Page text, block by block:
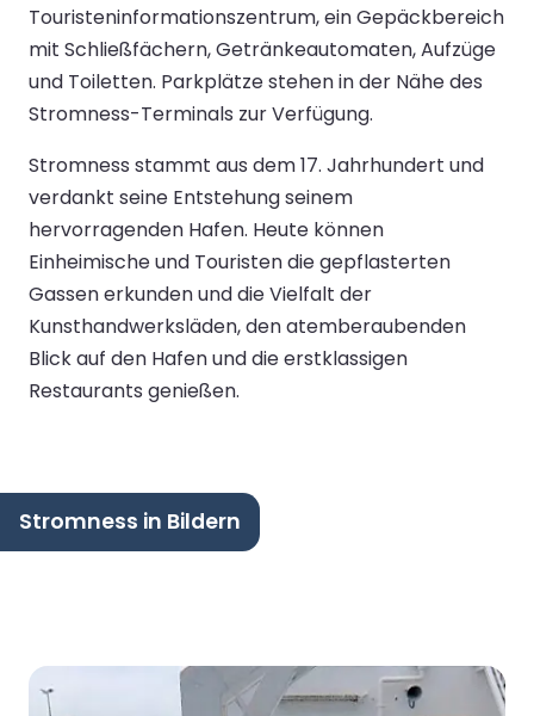
Touristeninformationszentrum, ein Gepäckbereich
mit Schließfächern, Getränkeautomaten, Aufzüge
und Toiletten. Parkplätze stehen in der Nähe des
Stromness-Terminals zur Verfügung.
Stromness stammt aus dem 17. Jahrhundert und
verdankt seine Entstehung seinem
hervorragenden Hafen. Heute können
Einheimische und Touristen die gepflasterten
Gassen erkunden und die Vielfalt der
Kunsthandwerksläden, den atemberaubenden
Blick auf den Hafen und die erstklassigen
Restaurants genießen.
Stromness in Bildern